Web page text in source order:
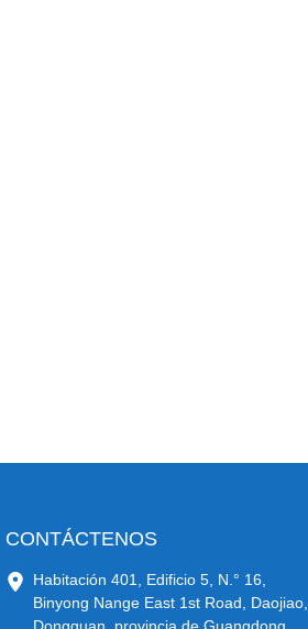
CONTÁCTENOS
Habitación 401, Edificio 5, N.° 16,
Binyong Nange East 1st Road, Daojiao,